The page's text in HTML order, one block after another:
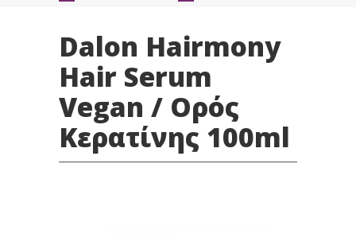
Dalon Hairmony
Hair Serum
Vegan / Ορός
Κερατίνης 100ml